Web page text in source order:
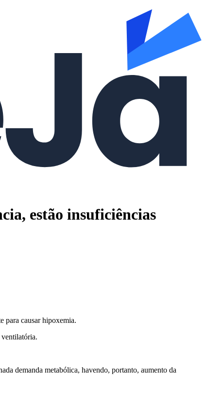
estão insuficiências
para causar hipoxemia.
ventilatória.
demanda metabólica, havendo, portanto, aumento da